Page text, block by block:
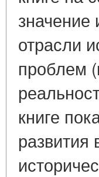
значение
отрасли
проблем
книге